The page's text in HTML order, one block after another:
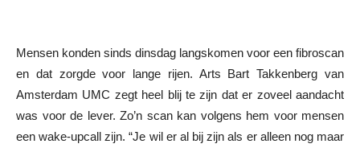
Mensen konden sinds dinsdag langskomen voor een fibroscan
en dat zorgde voor lange rijen. Arts Bart Takkenberg van
Amsterdam UMC zegt heel blij te zijn dat er zoveel aandacht
was voor de lever. Zo’n scan kan volgens hem voor mensen
een wake-upcall zijn. “Je wil er al bij zijn als er alleen nog maar